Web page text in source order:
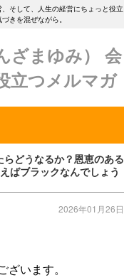
そして、人生の経営にちょっと役立
きを混ぜながら。
ざまゆみ） 会
立つメルマガ
どうなるか？恩恵のある
ばブラックなんでしょう
2026年01月26日
います。